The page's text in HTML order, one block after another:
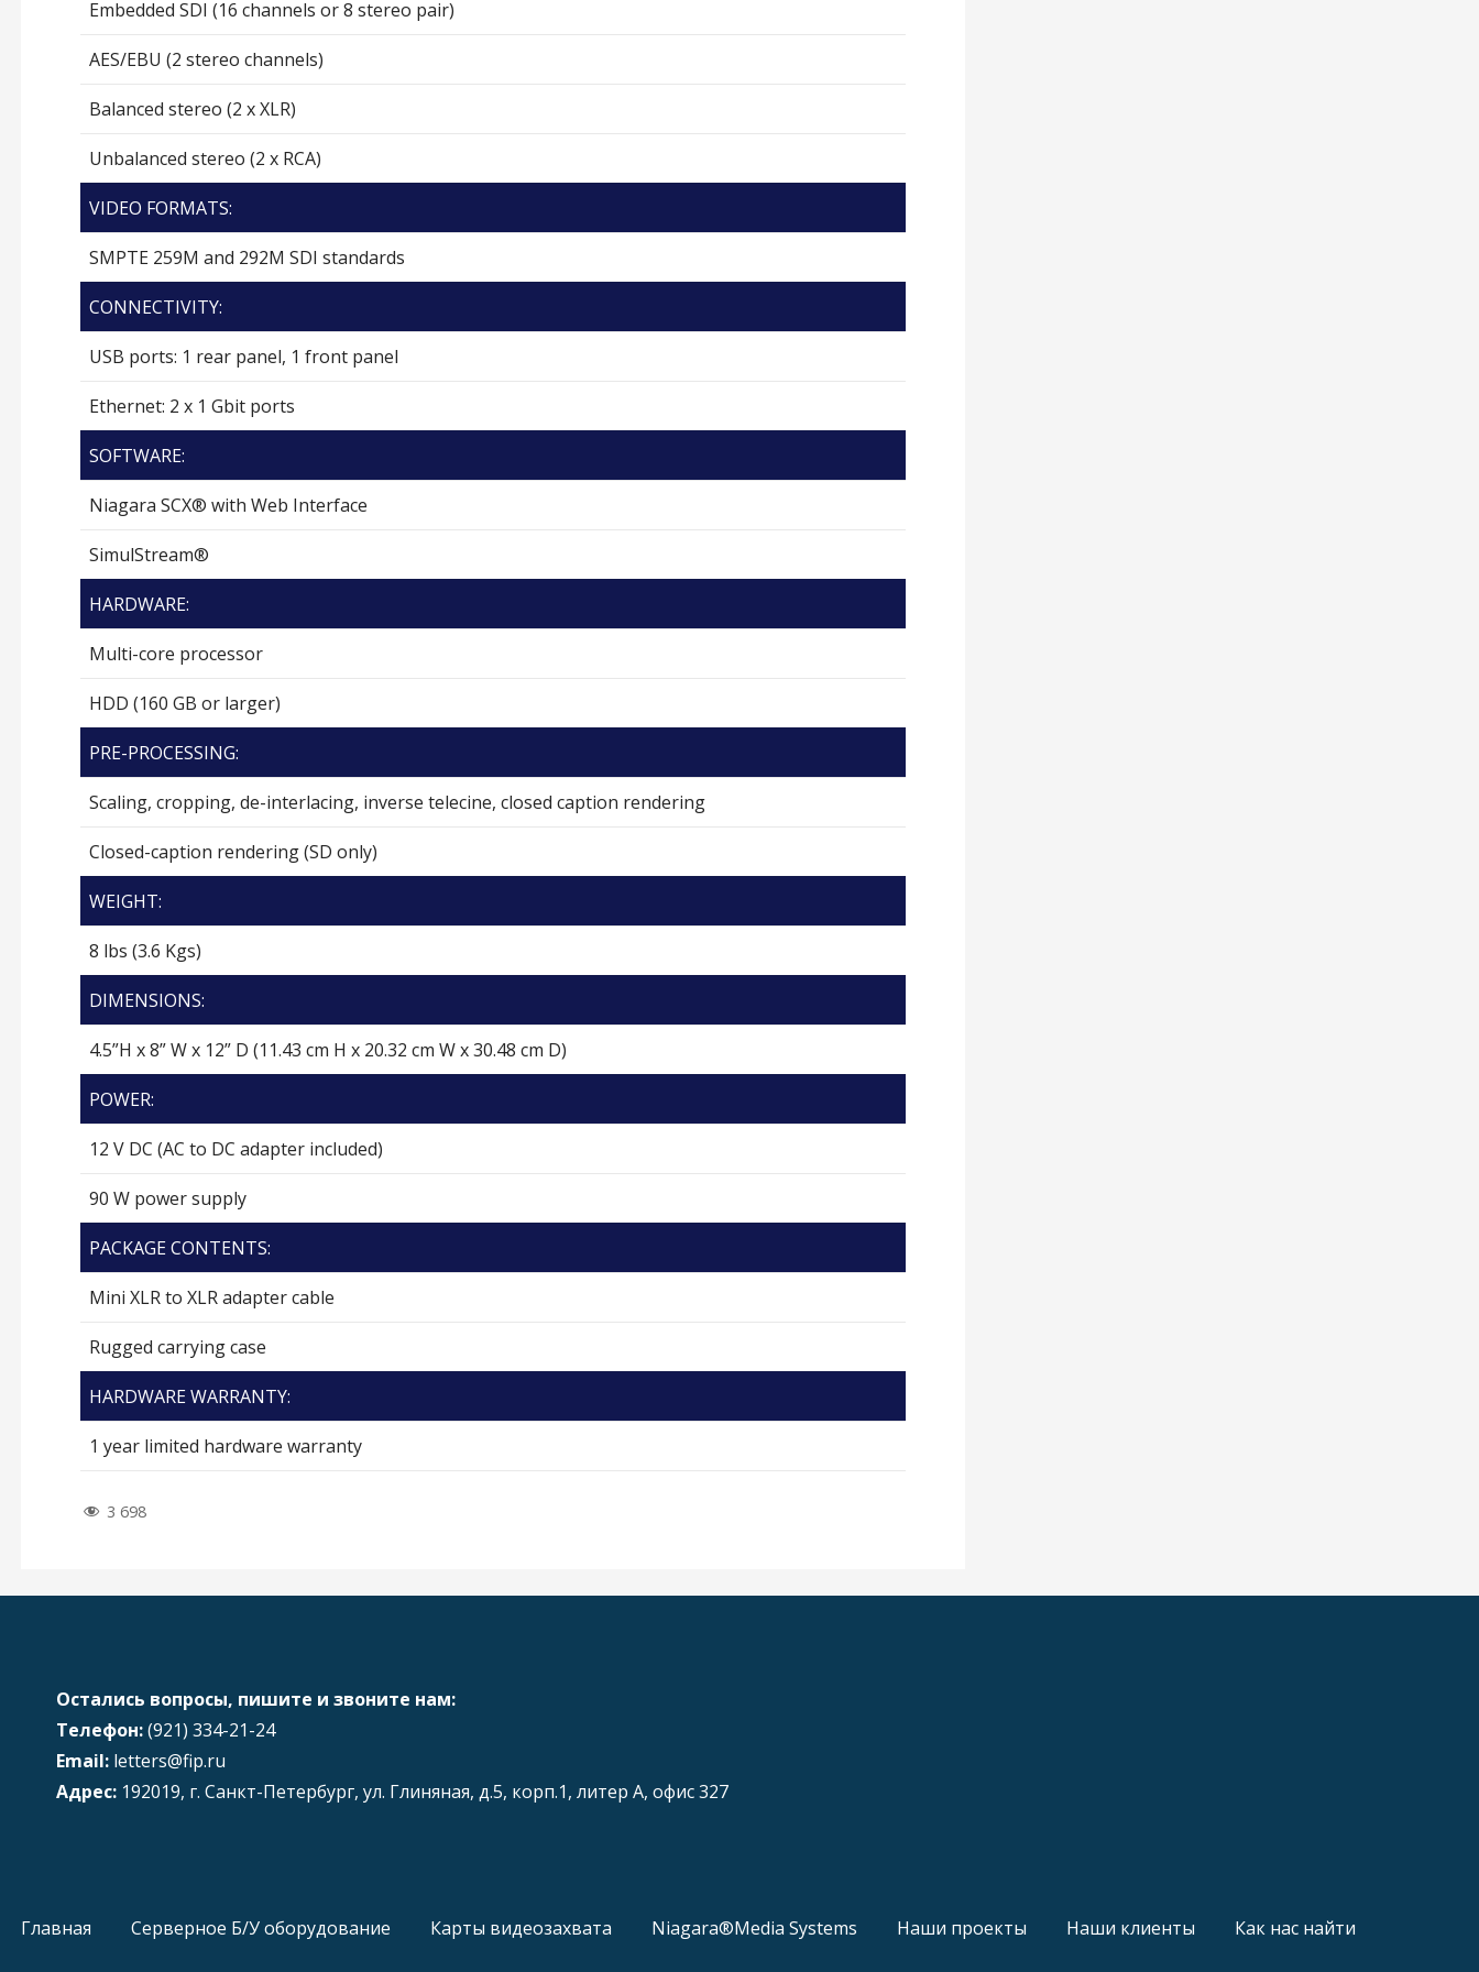
Embedded SDI (16 channels or 8 stereo pair)
AES/EBU (2 stereo channels)
Balanced stereo (2 x XLR)
Unbalanced stereo (2 x RCA)
VIDEO FORMATS:
SMPTE 259M and 292M SDI standards
CONNECTIVITY:
USB ports: 1 rear panel, 1 front panel
Ethernet: 2 x 1 Gbit ports
SOFTWARE:
Niagara SCX® with Web Interface
SimulStream®
HARDWARE:
Multi-core processor
HDD (160 GB or larger)
PRE-PROCESSING:
Scaling, cropping, de-interlacing, inverse telecine, closed caption rendering
Closed-caption rendering (SD only)
WEIGHT:
8 lbs (3.6 Kgs)
DIMENSIONS:
4.5”H x 8” W x 12” D (11.43 cm H x 20.32 cm W x 30.48 cm D)
POWER:
12 V DC (AC to DC adapter included)
90 W power supply
PACKAGE CONTENTS:
Mini XLR to XLR adapter cable
Rugged carrying case
HARDWARE WARRANTY:
1 year limited hardware warranty
3 698
Остались вопросы, пишите и звоните нам:
Телефон:(921) 334-21-24
Email: letters@fip.ru
Адрес:192019, г. Санкт-Петербург, ул. Глиняная, д.5, корп.1, литер А, офис 327
Главная Серверное Б/У оборудование Карты видеозахвата Niagara®Media Systems Наши проекты Наши клиенты Как нас найти